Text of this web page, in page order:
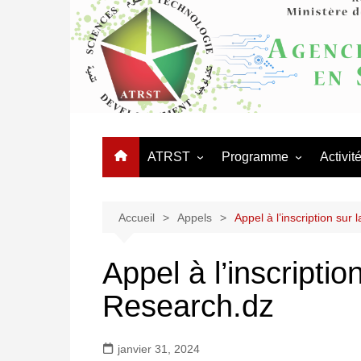
ATRST
Organigramme
Conseil d’orientation
Conseil scientifique
Programme
Programmes Nationaux
Procédures des équipes
mixtes
Accueil Appels Appel à l’inscription sur
Appel à
Research.dz
janvier 31, 2024